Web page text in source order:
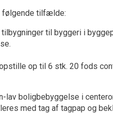
følgende tilfælde:
til byggeri i
op til 6 stk. 20 fods
boligbebyggelse i
med tag af tagpap og